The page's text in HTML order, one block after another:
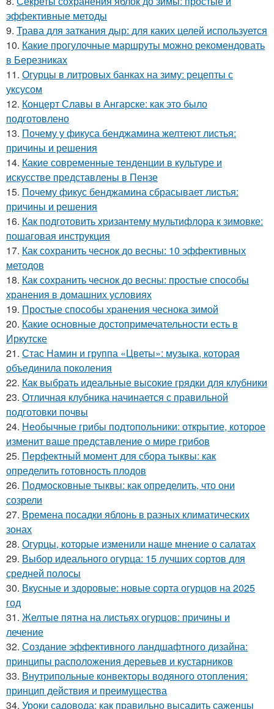
эффективные методы
9. Трава для заткания дыр: для каких целей используется
10. Какие прогулочные маршруты можно рекомендовать
в Березниках
11. Огурцы в литровых банках на зиму: рецепты с
уксусом
12. Концерт Славы в Ангарске: как это было
подготовлено
13. Почему у фикуса бенджамина желтеют листья:
причины и решения
14. Какие современные тенденции в культуре и
искусстве представлены в Пензе
15. Почему фикус бенджамина сбрасывает листья:
причины и решения
16. Как подготовить хризантему мультифлора к зимовке:
пошаговая инструкция
17. Как сохранить чеснок до весны: 10 эффективных
методов
18. Как сохранить чеснок до весны: простые способы
хранения в домашних условиях
19. Простые способы хранения чеснока зимой
20. Какие основные достопримечательности есть в
Иркутске
21. Стас Намин и группа «Цветы»: музыка, которая
объединила поколения
22. Как выбрать идеальные высокие грядки для клубники
23. Отличная клубника начинается с правильной
подготовки почвы
24. Необычные грибы подтопольники: открытие, которое
изменит ваше представление о мире грибов
25. Перфектный момент для сбора тыквы: как
определить готовность плодов
26. Подмосковные тыквы: как определить, что они
созрели
27. Времена посадки яблонь в разных климатических
зонах
28. Огурцы, которые изменили наше мнение о салатах
29. Выбор идеального огурца: 15 лучших сортов для
средней полосы
30. Вкусные и здоровые: новые сорта огурцов на 2025
год
31. Желтые пятна на листьях огурцов: причины и
лечение
32. Создание эффективного ландшафтного дизайна:
принципы расположения деревьев и кустарников
33. Внутрипольные конвекторы водяного отопления:
принцип действия и преимущества
34. Уроки садовода: как правильно высадить саженцы